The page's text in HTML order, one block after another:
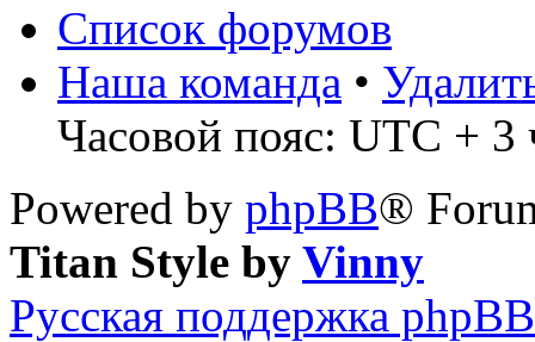
Список форумов
Наша команда •
Часовой пояс: UTC + 3
Powered by phpBB®
Titan Style by Vinny
Русская поддержка phpBB